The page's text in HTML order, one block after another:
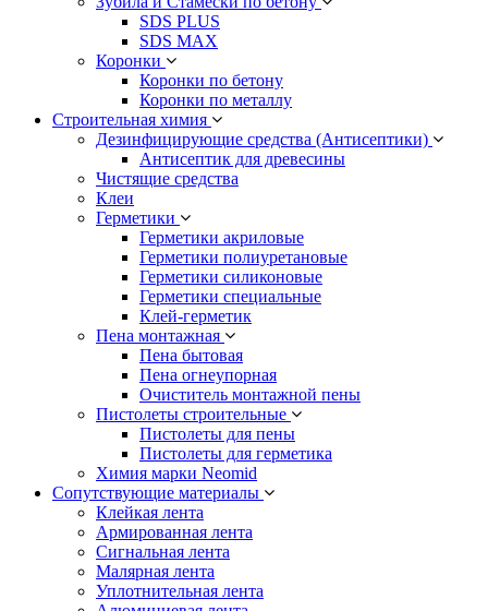
SDS PLUS
SDS MAX
Коронки
Коронки по бетону
Коронки по металлу
Строительная химия
Дезинфицирующие средства (Антисептики)
Антисептик для древесины
Чистящие средства
Клеи
Герметики
Герметики акриловые
Герметики полиуретановые
Герметики силиконовые
Герметики специальные
Клей-герметик
Пена монтажная
Пена бытовая
Пена огнеупорная
Очиститель монтажной пены
Пистолеты строительные
Пистолеты для пены
Пистолеты для герметика
Химия марки Neomid
Сопутствующие материалы
Клейкая лента
Армированная лента
Сигнальная лента
Малярная лента
Уплотнительная лента